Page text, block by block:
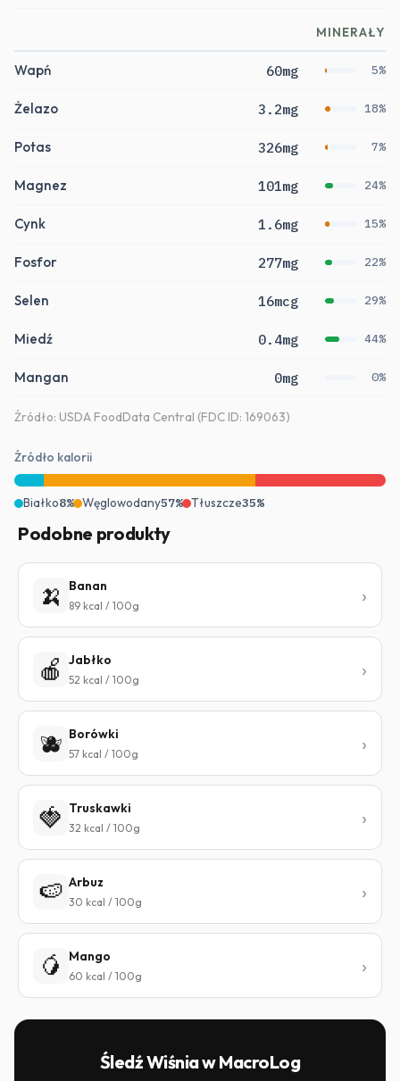
MINERAŁY
Wapń 60mg 5%
Żelazo 3.2mg 18%
Potas 326mg 7%
Magnez 101mg 24%
Cynk 1.6mg 15%
Fosfor 277mg 22%
Selen 16mcg 29%
Miedź 0.4mg 44%
Mangan 0mg 0%
Źródło: USDA FoodData Central (FDC ID: 169063)
Źródło kalorii
Białko8% Węglowodany57% Tłuszcze35%
Podobne produkty
🍌 Banan
89 kcal / 100g
🍎 Jabłko
52 kcal / 100g
🫐 Borówki
57 kcal / 100g
🍓 Truskawki
32 kcal / 100g
🍉 Arbuz
30 kcal / 100g
🥭 Mango
60 kcal / 100g
Śledź Wiśnia w MacroLog